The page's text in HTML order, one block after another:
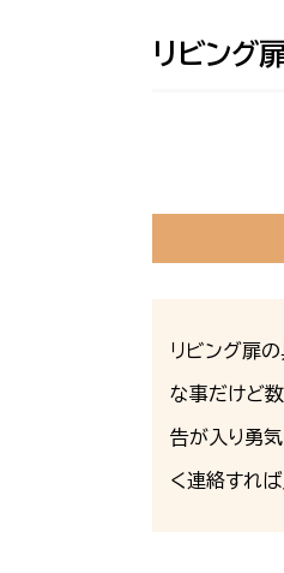
リビング
リビング扉
な事だけど
告が入り勇
く連絡すれば